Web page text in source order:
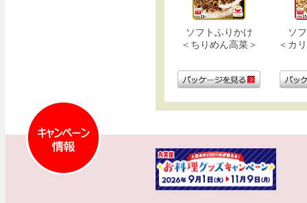
ソフトふりかけ
＜ちりめん高菜＞
ソ
＜カ